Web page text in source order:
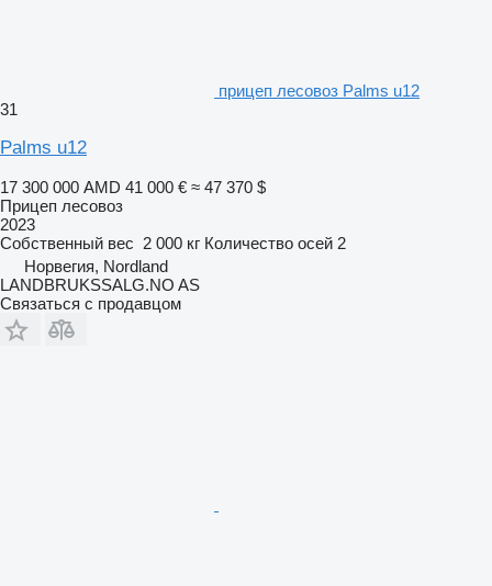
прицеп лесовоз Palms u12
31
Palms u12
17 300 000 AMD 41 000 € ≈ 47 370 $
Прицеп лесовоз
2023
Собственный вес 2 000 кг Количество осей 2
Норвегия, Nordland
LANDBRUKSSALG.NO AS
Связаться с продавцом